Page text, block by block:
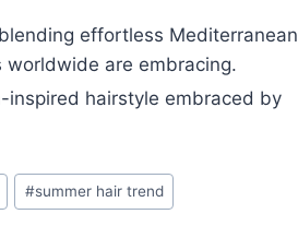
effortless Mediterranean
are embracing.
hairstyle embraced by
#summer hair trend